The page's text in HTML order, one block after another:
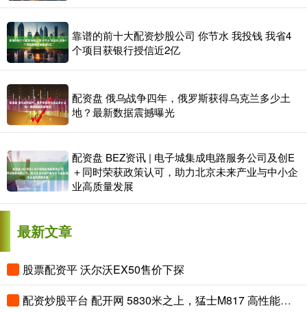
靠谱的前十大配资炒股公司 你节水 我投钱 我省4
个项目获银行授信近2亿
配资盘 俄乌战争四年，俄罗斯获得乌克兰多少土
地？最新数据震撼曝光
配资盘 BEZ资讯 | 电子城集成电路服务公司及创E
＋同时荣获政策认可，助力北京未来产业与中小企
业高质量发展
最新文章
股票配资平 沃尔沃EX50售价下探
配资炒股平台 配开网 5830米之上，猛士M817 高性能版用华为乾崑智驾ADS 5攀珠峰